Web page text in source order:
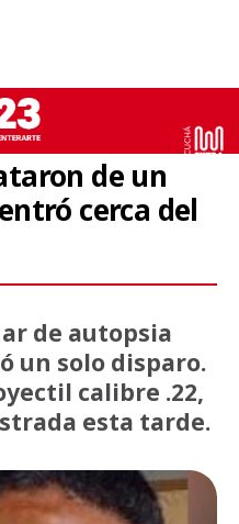
de un
cerca del
de autopsia
un solo disparo.
calibre .22,
esta tarde.